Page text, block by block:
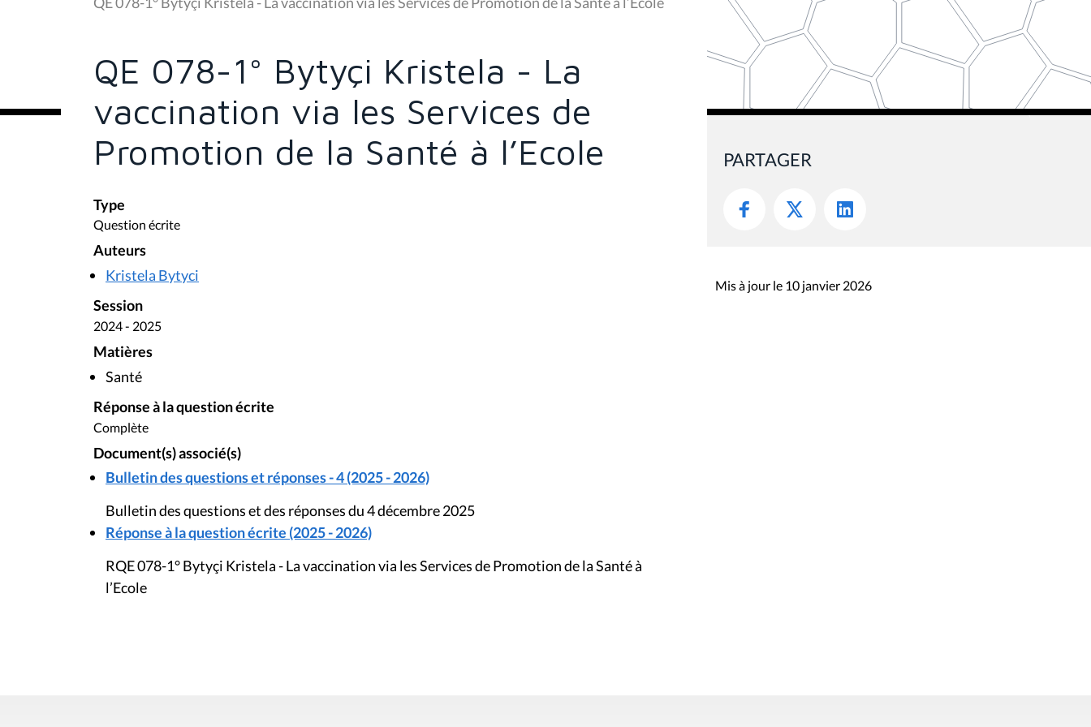
s
s
i
QE 078-1° Bytyçi Kristela - La
vaccination via les Services de
Promotion de la Santé à l’Ecole
Type
Question écrite
Auteurs
Kristela Bytyci
Session
2024 - 2025
Matières
Santé
Réponse à la question écrite
Complète
Document(s) associé(s)
Bulletin des questions et réponses - 4 (2025 - 2026)
Bulletin des questions et des réponses du 4 décembre 2025
Réponse à la question écrite (2025 - 2026)
RQE 078-1° Bytyçi Kristela - La vaccination via les Services de Promotion de la Santé à
l’Ecole
PARTAGER
Mis à jour le 10 janvier 2026